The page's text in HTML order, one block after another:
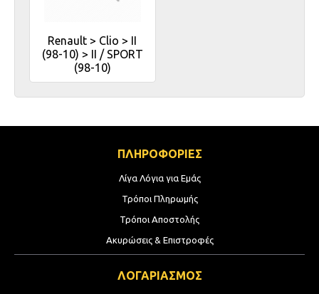
Renault > Clio > II
(98-10) > II / SPORT
(98-10)
ΠΛΗΡΟΦΟΡΙΕΣ
Λίγα Λόγια για Εμάς
Τρόποι Πληρωμής
Τρόποι Αποστολής
Ακυρώσεις & Επιστροφές
ΛΟΓΑΡΙΑΣΜΟΣ